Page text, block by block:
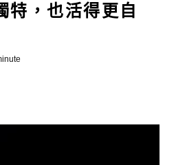
特，也活得更自